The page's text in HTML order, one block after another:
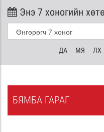
Энэ 7 хоногийн
ДА МЯ ЛХ
БЯМБА ГАРАГ